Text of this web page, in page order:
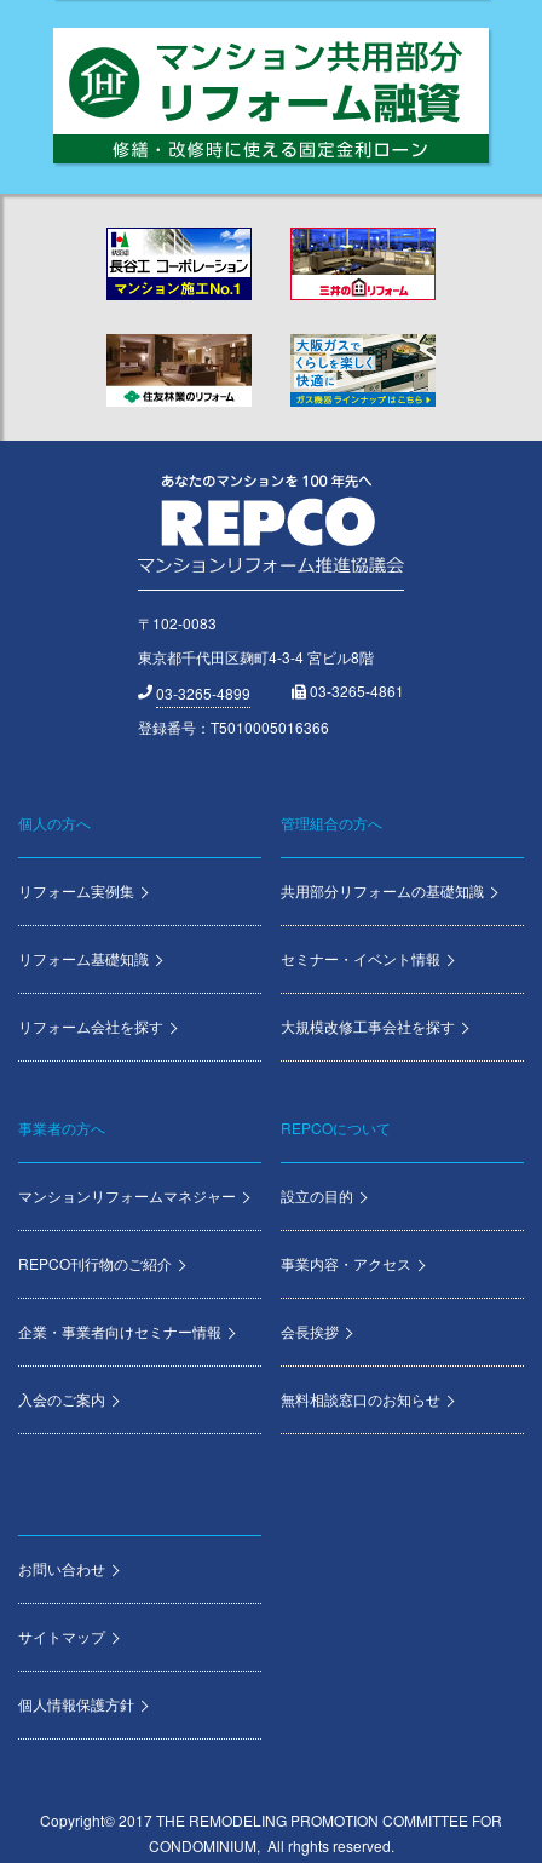
〒102-0083
東京都千代田区麹町4-3-4 宮ビル8階
03-3265-4899
03-3265-4861
登録番号：T5010005016366
Footer
menu
個人の方へ
リフォーム実例集
リフォーム基礎知識
リフォーム会社を探す
管理組合の方へ
共用部分リフォームの基礎知識
セミナー・イベント情報
大規模改修工事会社を探す
事業者の方へ
マンションリフォームマネジャー
REPCO刊行物のご紹介
企業・事業者向けセミナー情報
入会のご案内
REPCOについて
設立の目的
事業内容・アクセス
会長挨拶
無料相談窓口のお知らせ
お問い合わせ
サイトマップ
個人情報保護方針
Copyright© 2017 THE REMODELING PROMOTION COMMITTEE FOR
CONDOMINIUM, All rhghts reserved.